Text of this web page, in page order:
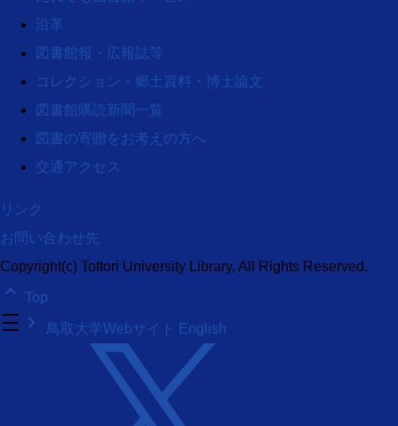
沿革
図書館報・広報誌等
コレクション・郷土資料・博士論文
図書館購読新聞一覧
図書の寄贈をお考えの方へ
交通アクセス
リンク
お問い合わせ先
Copyright(c) Tottori University Library, All Rights Reserved.
keyboard_arrow_up Top
density_medium keyboard_arrow_right 鳥取大学Webサイト English